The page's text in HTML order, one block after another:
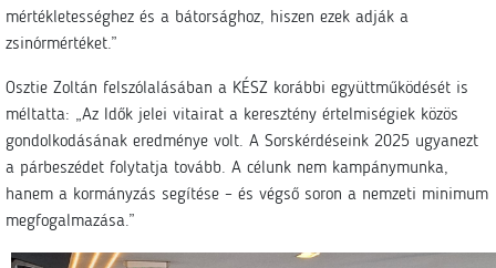
mértékletességhez és a bátorsághoz, hiszen ezek adják a
zsinórmértéket.”
Osztie Zoltán felszólalásában a KÉSZ korábbi együttműködését is
méltatta: „Az Idők jelei vitairat a keresztény értelmiségiek közös
gondolkodásának eredménye volt. A Sorskérdéseink 2025 ugyanezt
a párbeszédet folytatja tovább. A célunk nem kampánymunka,
hanem a kormányzás segítése – és végső soron a nemzeti minimum
megfogalmazása.”